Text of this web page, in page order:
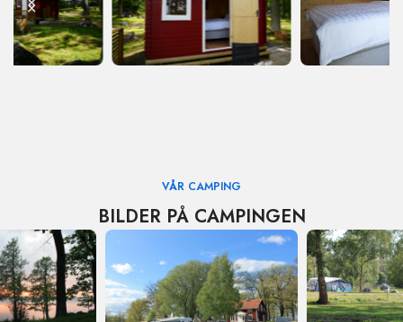
VÅR CAMPING
BILDER PÅ CAMPINGEN